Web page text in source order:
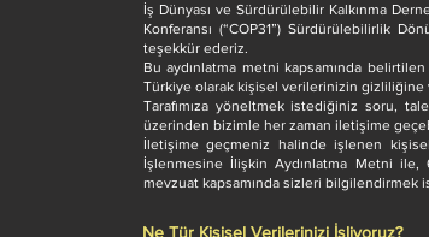
İş Dünyası ve Sürdürülebilir Kalkınma
Konferansı (“COP31”) Sürdürülebilirlik
teşekkür ederiz.
Bu aydınlatma metni kapsamında
Türkiye olarak kişisel verilerinizin
Tarafımıza yöneltmek istediğiniz soru,
üzerinden bizimle her zaman iletişime
İletişime geçmeniz halinde işlenen
İşlenmesine İlişkin Aydınlatma Metni ile,
mevzuat kapsamında sizleri bilgilendirmek
Ne Tür Kişisel Verilerinizi İşliyoruz?